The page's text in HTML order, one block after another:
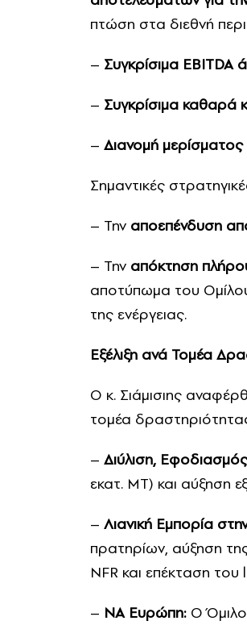
πτώση στα διεθνή
– Συγκρίσιμα EBITDA
– Συγκρίσιμα καθαρά
– Διανομή
Σημαντικές
– Την αποεπένδυση
– Την απόκτηση
αποτύπωμα του
της ενέργειας.
Εξέλιξη ανά Τομέα
Ο κ. Σιάμισιης
τομέα
– Διύλιση,
εκατ. ΜΤ) και αύξηση
– Λιανική Εμπορία
πρατηρίων, αύξηση
NFR και επέκταση
– ΝΑ Ευρώπη: Ο